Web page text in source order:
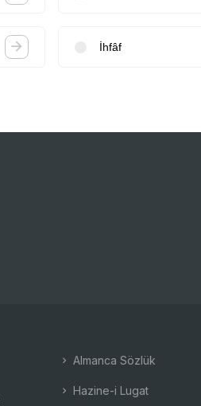
İhfâf
Almanca Sözlük
Hazine-i Lugat